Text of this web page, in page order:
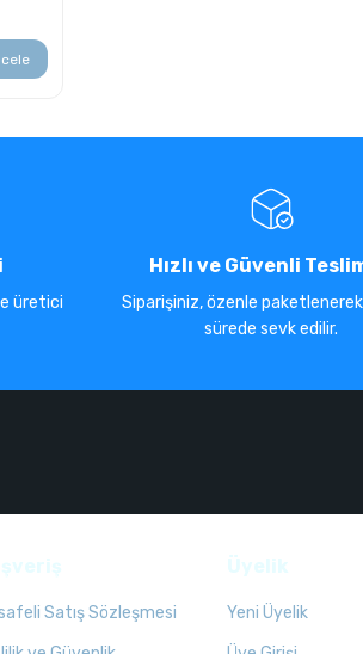
üretici
Hızlı ve Güvenli
Siparişiniz, özenle paketlenerek
sürede sevk edilir.
Satış Sözleşmesi
Yeni Üyelik